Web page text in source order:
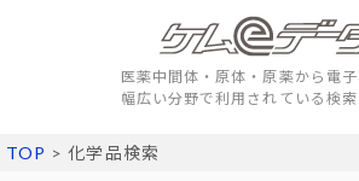
医薬中間体・原体・原薬から電
幅広い分野で利用されている検
TOP > 化学品検索